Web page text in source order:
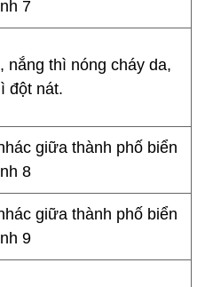
nắng thì nóng cháy da,
đột nát.